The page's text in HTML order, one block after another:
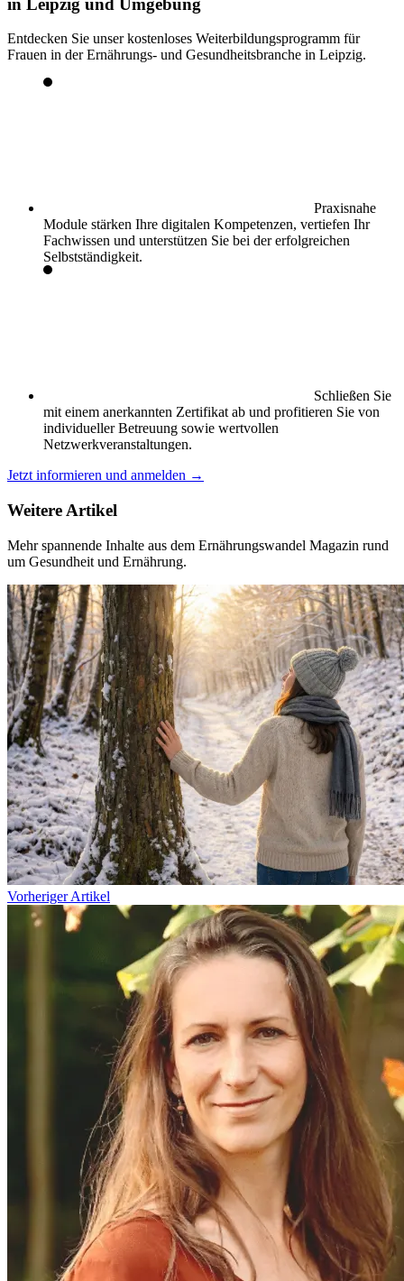
Entdecken Sie unser kostenloses Weiterbildungsprogramm für
Frauen in der Ernährungs- und Gesundheitsbranche in Leipzig.
Praxisnahe
Module stärken Ihre digitalen Kompetenzen, vertiefen Ihr
Fachwissen und unterstützen Sie bei dererfolgreichen
Selbstständigkeit.
Schließen Sie
mit einem anerkannten Zertifikat ab und profitieren Sie von
individueller Betreuung sowie wertvollen
Netzwerkveranstaltungen.
Jetzt informieren und anmelden →
Weitere Artikel
Mehr spannende Inhalte aus dem Ernährungswandel Magazin rund
um Gesundheit und Ernährung.
Vorheriger Artikel